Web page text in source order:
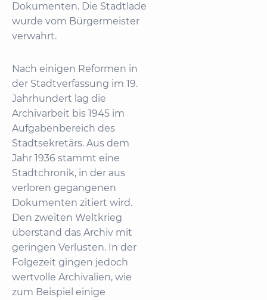
Dokumenten. Die Stadtlade
wurde vom Bürgermeister
verwahrt.
Nach einigen Reformen in
der Stadtverfassung im 19.
Jahrhundert lag die
Archivarbeit bis 1945 im
Aufgabenbereich des
Stadtsekretärs. Aus dem
Jahr 1936 stammt eine
Stadtchronik, in der aus
verloren gegangenen
Dokumenten zitiert wird.
Den zweiten Weltkrieg
überstand das Archiv mit
geringen Verlusten. In der
Folgezeit gingen jedoch
wertvolle Archivalien, wie
zum Beispiel einige